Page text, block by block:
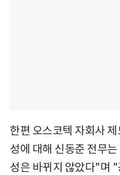
한편 오스코텍 자회사
성에 대해 신동준 전무
성은 바뀌지 않았다"며